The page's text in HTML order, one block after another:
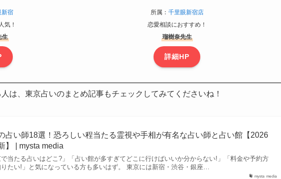
新宿
気！
生
所属： 千里眼新宿店
恋愛相談におすすめ！
瑠樹奈先生
詳細HP
は、東京占いのまとめ記事もチェックしてみてくださいね！
mysta media
占い師18選！恐ろしい程当たる霊視や手相が有名な占い師と占い館【2026
】 | mysta media
で当たる占いはどこ?」「占い館が多すぎてどこに行けばいいか分からない!」「料金や予約方
たい!」と気になっている方も多いはず。 東京には新宿・渋谷・銀座…